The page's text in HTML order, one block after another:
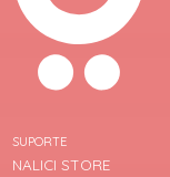
SUPORTE
NALICI STORE